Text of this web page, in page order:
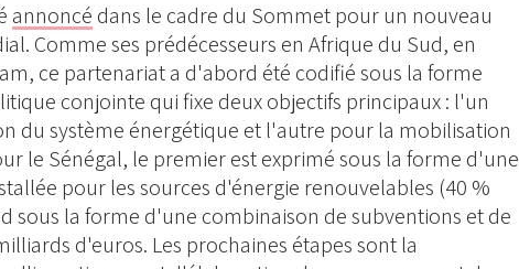
annoncé dans le cadre du Sommet pour un nouveau
Comme ses prédécesseurs en Afrique du Sud, en
ce partenariat a d'abord été codifié sous la forme
conjointe qui fixe deux objectifs principaux : l'un
du système énergétique et l'autre pour la mobilisation
le Sénégal, le premier est exprimé sous la forme d'une
pour les sources d'énergie renouvelables (40 %
sous la forme d'une combinaison de subventions et de
d'euros. Les prochaines étapes sont la